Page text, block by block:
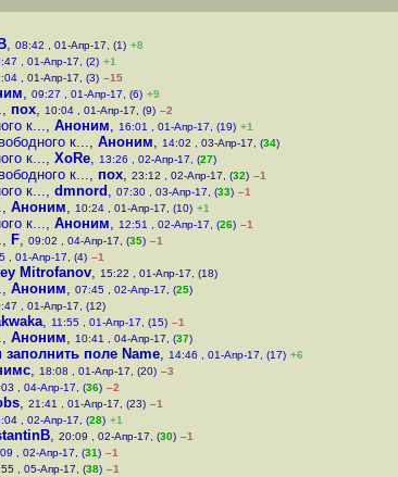
, 08:42 , 01-Апр-17, (1) +8
, 01-Апр-17, (2) +1
, 01-Апр-17, (3) –15
, 09:27 , 01-Апр-17, (6) +9
, пох, 10:04 , 01-Апр-17, (9) –2
к..., Аноним, 16:01 , 01-Апр-17, (19) +1
к..., Аноним, 14:02 , 03-Апр-17, (34)
к..., XoRe, 13:26 , 02-Апр-17, (27)
к..., пох, 23:12 , 02-Апр-17, (32) –1
к..., dmnord , 07:30 , 03-Апр-17, (33) –1
, Аноним, 10:24 , 01-Апр-17, (10) +1
к..., Аноним, 12:51 , 02-Апр-17, (26) –1
, F, 09:02 , 04-Апр-17, (35) –1
, 01-Апр-17, (4) –1
Mitrofanov, 15:22 , 01-Апр-17, (18)
, Аноним, 07:45 , 02-Апр-17, (25)
, 01-Апр-17, (12)
, 11:55 , 01-Апр-17, (15) –1
, Аноним, 10:41 , 04-Апр-17, (37)
поле Name, 14:46 , 01-Апр-17, (17) +6
, 18:08 , 01-Апр-17, (20) –3
, 04-Апр-17, (36) –2
, 21:41 , 01-Апр-17, (23) –1
, 02-Апр-17, (28) +1
, 20:09 , 02-Апр-17, (30) –1
, 02-Апр-17, (31) –1
, 05-Апр-17, (38) –1